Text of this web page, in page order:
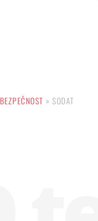
BEZPEČNOST » SODAT